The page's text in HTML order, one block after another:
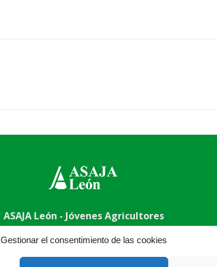
Gestionar el consentimiento de las cookies
ASAJA León - Jóvenes Agricultores